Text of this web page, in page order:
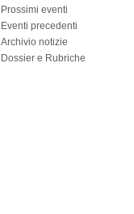
Prossimi eventi
Eventi precedenti
Archivio notizie
Dossier e Rubriche